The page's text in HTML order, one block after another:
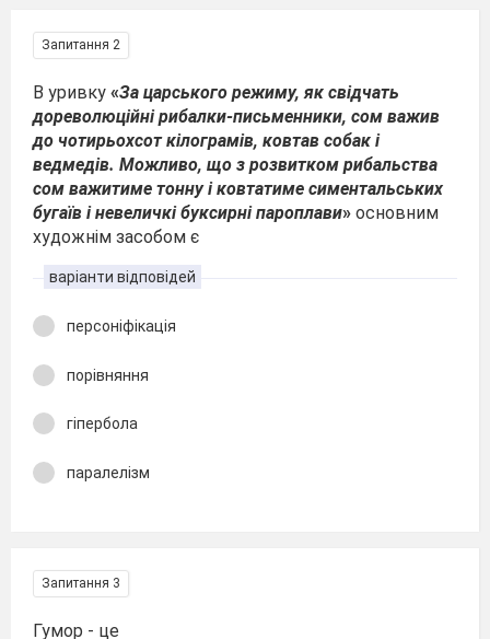
Запитання 2
В уривку «За царського режиму, як свідчать
дореволюційні рибалки-письменники, сом важив
до чотирьохсот кілограмів, ковтав собак і
ведмедів. Можливо, що з розвитком рибальства
сом важитиме тонну і ковтатиме симентальських
бугаїв і невеличкі буксирні пароплави» основним
художнім засобом є
варіанти відповідей
персоніфікація
порівняння
гіпербола
паралелізм
Запитання 3
Гумор - це